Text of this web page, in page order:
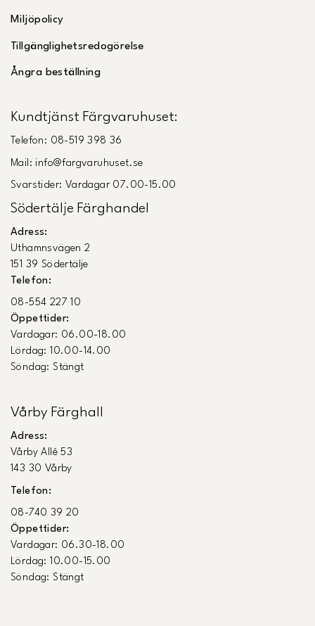
Miljöpolicy
Tillgänglighetsredogörelse
Ångra beställning
Kundtjänst Färgvaruhuset:
Telefon: 08-519 398 36
Mail: info@fargvaruhuset.se
Svarstider: Vardagar 07.00-15.00
Södertälje Färghandel
Adress:
Uthamnsvägen 2
151 39 Södertälje
Telefon:
08-554 227 10
Öppettider:
Vardagar: 06.00-18.00
Lördag: 10.00-14.00
Söndag: Stängt
Vårby Färghall
Adress:
Vårby Allé 53
143 30 Vårby
Telefon:
08-740 39 20
Öppettider:
Vardagar: 06.30-18.00
Lördag: 10.00-15.00
Söndag: Stängt